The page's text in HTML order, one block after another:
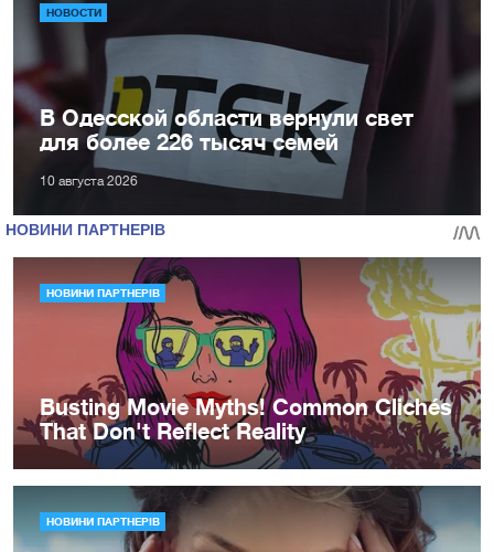
НОВОСТИ
В Одесской области вернули свет
для более 226 тысяч семей
10 августа 2026